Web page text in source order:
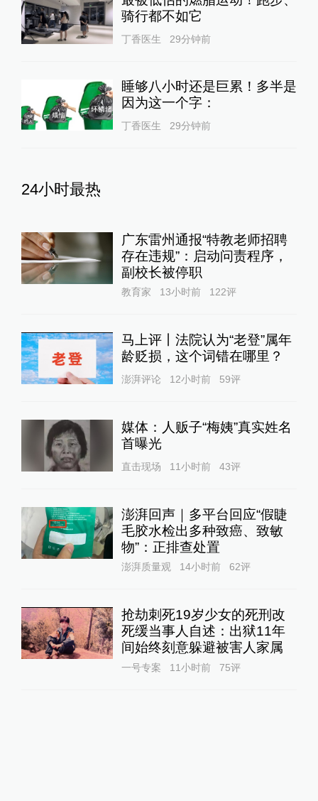
骑行都不如它
丁香医生 29分钟前
睡够八小时还是巨累！多半是
因为这一个字：
丁香医生 29分钟前
24小时最热
广东雷州通报“特教老师招聘
存在违规”：启动问责程序，
副校长被停职
教育家 13小时前 122评
马上评丨法院认为“老登”属年
龄贬损，这个词错在哪里？
澎湃评论 12小时前 59评
媒体：人贩子“梅姨”真实姓名
首曝光
直击现场 11小时前 43评
澎湃回声｜多平台回应“假睫
毛胶水检出多种致癌、致敏
物”：正排查处置
澎湃质量观 14小时前 62评
抢劫刺死19岁少女的死刑改
死缓当事人自述：出狱11年
间始终刻意躲避被害人家属
一号专案 11小时前 75评